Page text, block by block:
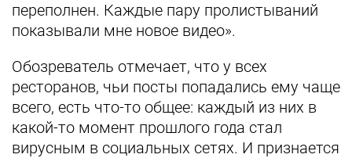
переполнен. Каждые пару пролистываний
показывали мне новое видео».
Обозреватель отмечает, что у всех
ресторанов, чьи посты попадались ему чаще
всего, есть что-то общее: каждый из них в
какой-то момент прошлого года стал
вирусным в социальных сетях. И признается